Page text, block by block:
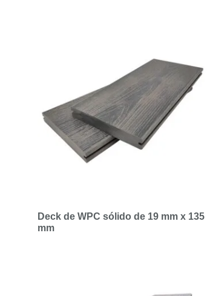
Deck de WPC sólido de 19 mm x 135
mm